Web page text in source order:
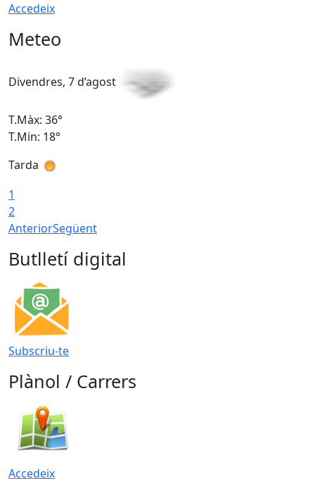
Accedeix
Meteo
Divendres, 7 d’agost
T.Màx: 36°
T.Min: 18°
Tarda
1
2
AnteriorSegüent
Butlletí digital
Subscriu-te
Plànol / Carrers
Accedeix